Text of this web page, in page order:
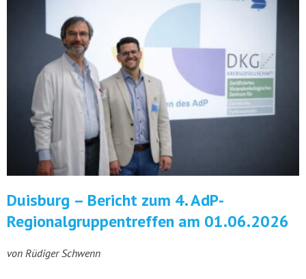
Duisburg – Bericht zum 4. AdP-
Regionalgruppentreffen am 01.06.2026
von Rüdiger Schwenn